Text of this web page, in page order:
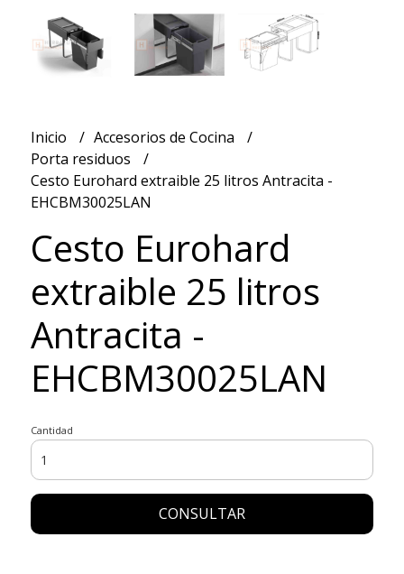
Inicio
Accesorios de Cocina
Porta residuos
Cesto Eurohard extraible 25 litros Antracita -
EHCBM30025LAN
Cesto Eurohard
extraible 25 litros
Antracita -
EHCBM30025LAN
Cantidad
CONSULTAR